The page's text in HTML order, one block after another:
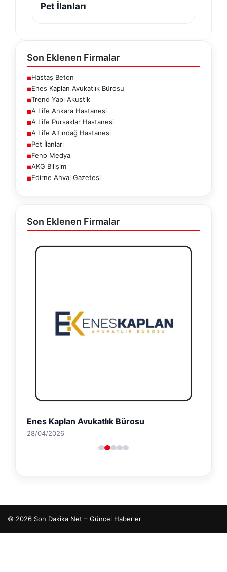
Pet İlanları
Son Eklenen Firmalar
■Hastaş Beton
■Enes Kaplan Avukatlık Bürosu
■Trend Yapı Akustik
■A Life Ankara Hastanesi
■A Life Pursaklar Hastanesi
■A Life Altındağ Hastanesi
■Pet İlanları
■Feno Medya
■AKG Bilişim
■Edirne Ahval Gazetesi
Son Eklenen Firmalar
Enes Kaplan Avukatlık Bürosu
28/04/2026
© 2026 Son Dakika Net – Güncel Haberler